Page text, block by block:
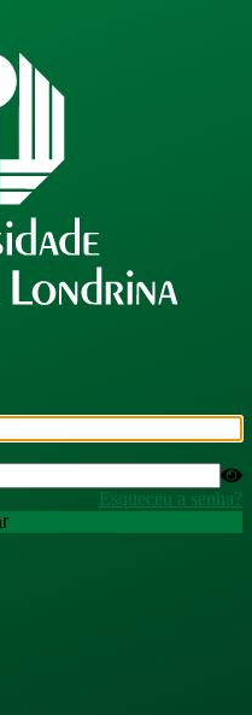
Esqueceu a senha?